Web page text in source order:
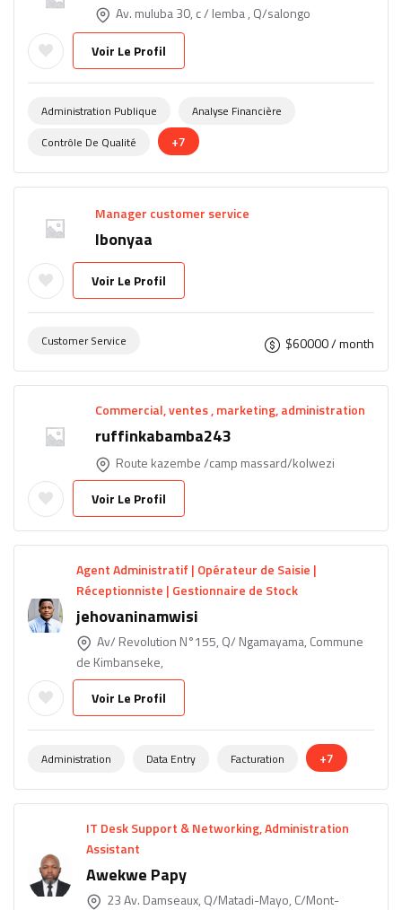
Av. muluba 30, c / lemba , Q/salongo
Voir Le Profil
Administration Publique
Analyse Financière
Contrôle De Qualité
+7
Manager customer service
lbonyaa
Voir Le Profil
Customer Service $60000/ month
Commercial, ventes , marketing, administration
ruffinkabamba243
Route kazembe /camp massard/kolwezi
Voir Le Profil
Agent Administratif | Opérateur de Saisie |
Réceptionniste | Gestionnaire de Stock
jehovaninamwisi
Av/ Revolution N°155, Q/ Ngamayama, Commune
de Kimbanseke,
Voir Le Profil
Administration Data Entry Facturation +7
IT Desk Support & Networking, Administration
Assistant
Awekwe Papy
23 Av. Damseaux, Q/Matadi-Mayo, C/Mont-